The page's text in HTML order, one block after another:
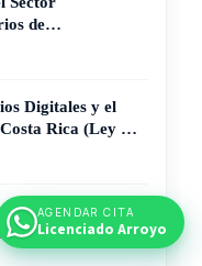
de
(Ley N° 10907)
Digitales y el
Rica (Ley N.°
del OIJ (Ley 5524)
de Personas
(Ley N°
AGENDAR CITA
Licenciado Arroyo